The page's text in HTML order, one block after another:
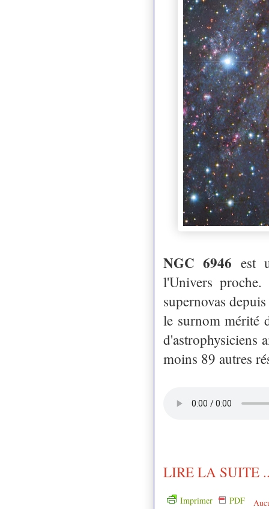
NGC 6946 est
l'Univers
supernovas
le surnom mérité
d'astrophysiciens
moins 89 autres
LIRE LA SUITE
Imprimer PDF